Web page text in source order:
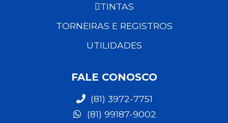
TINTAS
TORNEIRAS E REGISTROS
UTILIDADES
FALE CONOSCO
(81) 3972-7751
(81) 99187-9002